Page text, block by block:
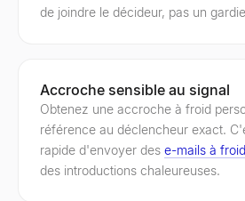
de joindre le décideur, pas un
Accroche sensible au signal
Obtenez une accroche à froid
référence au déclencheur exact.
rapide d'envoyer des e-mails à froid
des introductions chaleureuses.